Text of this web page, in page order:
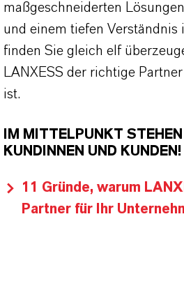
maßgeschneiderten
und einem tiefen Verständnis
finden Sie gleich elf
LANXESS der richtige
ist.
IM MITTELPUNKT
KUNDINNEN UND KUNDEN!
11 Gründe, warum
Partner für Ihr